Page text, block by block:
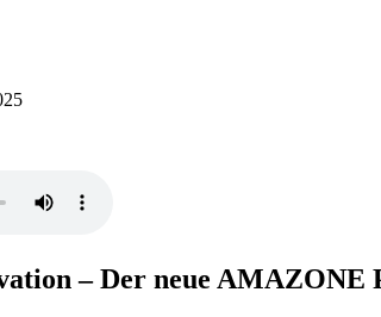
– Der neue AMAZONE